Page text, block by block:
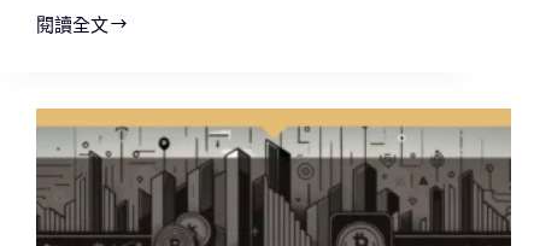
閱讀全文
Glacier-
去
中
心
化
向
量